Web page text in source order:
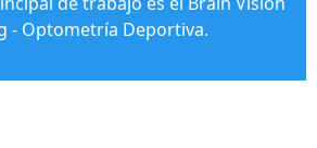
- Optometría Deportiva.